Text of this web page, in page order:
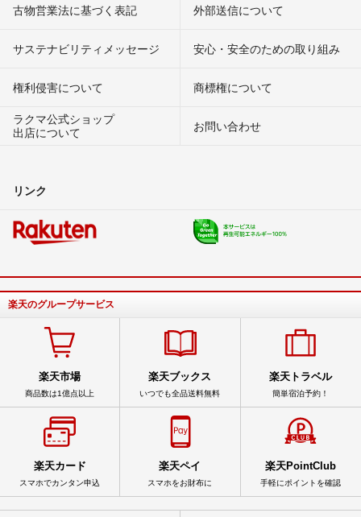
古物営業法に基づく表記 外部送信について
サステナビリティメッセージ 安心・安全のための取り組み
権利侵害について
商標権について
ラクマ公式ショップ
出店について
お問い合わせ
リンク
楽天のグループサービス
楽天市場
商品数は1億点以上
楽天ブックス
いつでも全品送料無料
楽天トラベル
簡単宿泊予約！
楽天カード
スマホでカンタン申込
楽天ペイ
スマホをお財布に
楽天PointClub
手軽にポイントを確認